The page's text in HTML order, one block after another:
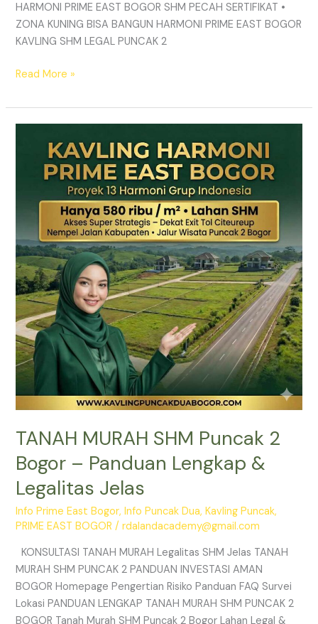
HARMONI PRIME EAST BOGOR SHM PECAH SERTIFIKAT •
ZONA KUNING BISA BANGUN HARMONI PRIME EAST BOGOR
KAVLING SHM LEGAL PUNCAK 2
Read More »
TANAH MURAH SHM Puncak 2
Bogor – Panduan Lengkap &
Legalitas Jelas
Info Prime East Bogor,Info Puncak Dua,Kavling Puncak,
PRIME EAST BOGOR /rdalandacademy@gmail.com
KONSULTASI TANAH MURAH Legalitas SHM Jelas TANAH
MURAH SHM PUNCAK 2 PANDUAN INVESTASI AMAN
BOGOR Homepage Pengertian Risiko Panduan FAQ Survei
Lokasi PANDUAN LENGKAP TANAH MURAH SHM PUNCAK 2
BOGOR Tanah Murah SHM Puncak 2 Bogor Lahan Legal &
MURAH
Puncak
Panduan
Lengkap
&
Legalitas
Jelas